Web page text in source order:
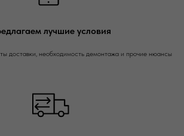
лучшие условия
доставки, необходимость демонтажа и прочие нюансы